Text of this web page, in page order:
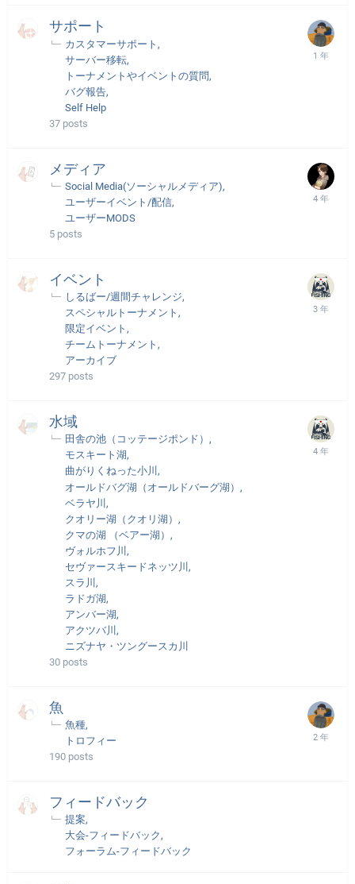
サポート
カスタマーサポート
サーバー移転
トーナメントやイベントの質問
バグ報告
Self Help
37 posts
メディア
Social Media(ソーシャルメディア)
ユーザーイベント/配信
ユーザーMODS
5 posts
イベント
しるばー/週間チャレンジ
スペシャルトーナメント
限定イベント
チームトーナメント
アーカイブ
297 posts
水域
田舎の池（コッテージポンド）
モスキート湖
曲がりくねった小川
オールドバグ湖（オールドバーグ湖）
ベラヤ川
クオリー湖（クオリ湖）
クマの湖 （ベアー湖）
ヴォルホフ川
セヴァースキードネッツ川
スラ川
ラドガ湖
アンバー湖
アクツバ川
ニズナヤ・ツングースカ川
30 posts
魚
魚種
トロフィー
190 posts
フィードバック
提案
大会-フィードバック
フォーラム-フィードバック